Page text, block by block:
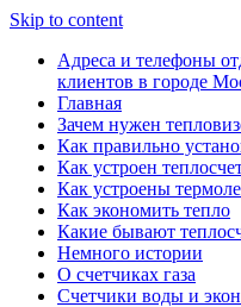
Skip to content
Адреса и телефоны
клиентов в городе
Главная
Зачем нужен
Как правильно
Как устроен
Как устроены
Как экономить тепло
Какие бывают
Немного истории
О счетчиках газа
Счетчики воды и